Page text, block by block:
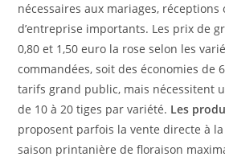
nécessaires aux mariages, réceptions
d’entreprise importants. Les prix de
0,80 et 1,50 euro la rose selon les
commandées, soit des économies de
tarifs grand public, mais nécessitent
de 10 à 20 tiges par variété. Les
proposent parfois la vente directe à
saison printanière de floraison